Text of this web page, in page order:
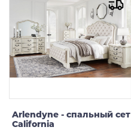
Предзаказ
Arlendyne - спальный сет
California